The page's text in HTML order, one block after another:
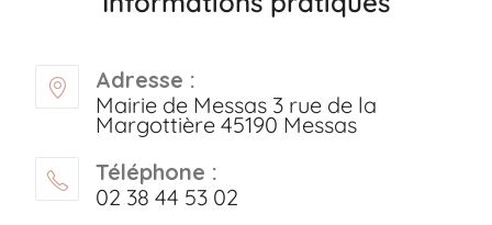
Adresse :
Mairie de Messas 3 rue de la
Margottière 45190 Messas
Téléphone :
02 38 44 53 02